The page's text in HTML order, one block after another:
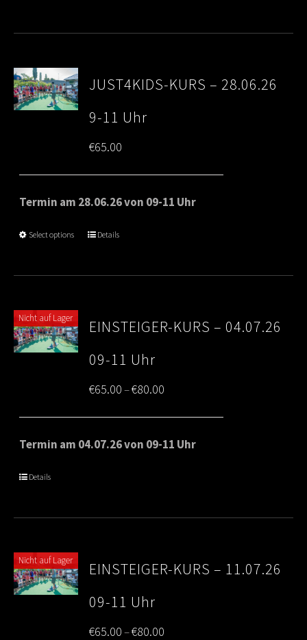
JUST4KIDS-KURS – 28.06.26
9-11 Uhr
€65.00
Termin am 28.06.26 von 09-11 Uhr
Select options Details
Nicht auf Lager
EINSTEIGER-KURS – 04.07.26
09-11 Uhr
€65.00–€80.00
range:
€65.00
Termin am 04.07.26 von 09-11 Uhr
Details
Nicht auf Lager
EINSTEIGER-KURS – 11.07.26
09-11 Uhr
€65.00–€80.00